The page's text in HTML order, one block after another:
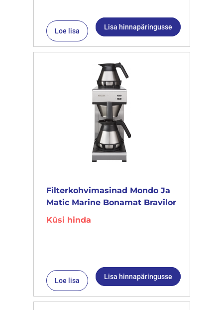
Loe lisa Lisa hinnapäringusse
Filterkohvimasinad Mondo Ja
Matic Marine Bonamat Bravilor
Küsi hinda
Loe lisa Lisa hinnapäringusse